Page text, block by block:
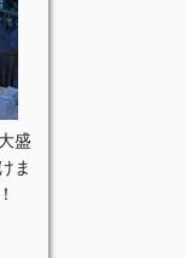
盛
ま
！